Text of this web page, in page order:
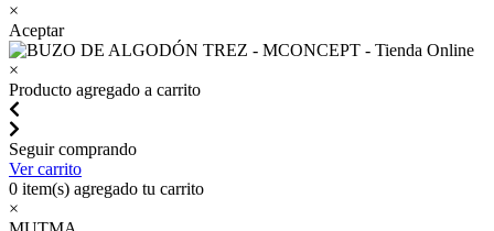
×
Aceptar
×
Producto agregado a carrito
Seguir comprando
Ver carrito
0 item(s) agregado tu carrito
×